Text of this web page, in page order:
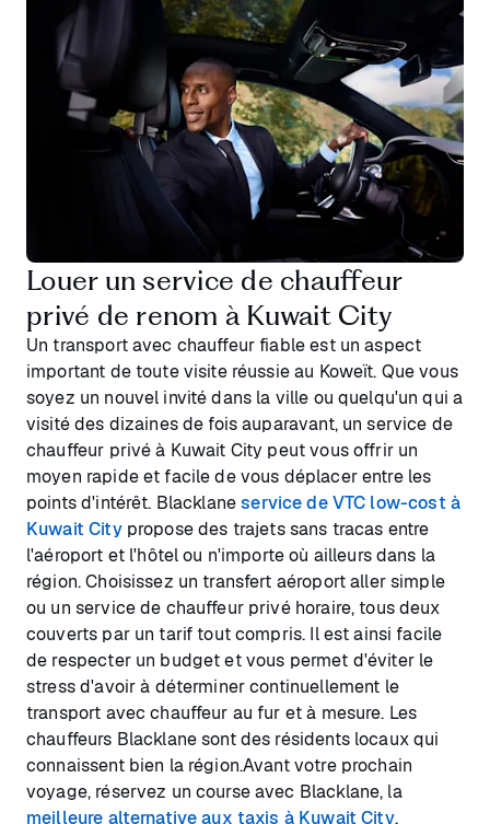
Louer un service de chauffeur
privé de renom à Kuwait City
Un transport avec chauffeur fiable est un aspect
important de toute visite réussie au Koweït. Que vous
soyez un nouvel invité dans la ville ou quelqu'un qui a
visité des dizaines de fois auparavant, un service de
chauffeur privé à Kuwait City peut vous offrir un
moyen rapide et facile de vous déplacer entre les
points d'intérêt. Blacklaneservice de VTC low-cost à
Kuwait Citypropose des trajets sans tracas entre
l'aéroport et l'hôtel ou n'importe où ailleurs dans la
région. Choisissez un transfert aéroport aller simple
ou un service de chauffeur privé horaire, tous deux
couverts par un tarif tout compris. Il est ainsi facile
de respecter un budget et vous permet d'éviter le
stress d'avoir à déterminer continuellement le
transport avec chauffeur au fur et à mesure. Les
chauffeurs Blacklane sont des résidents locaux qui
connaissent bien la région.Avant votre prochain
voyage, réservez un course avec Blacklane, la
meilleure alternative aux taxis à Kuwait City.